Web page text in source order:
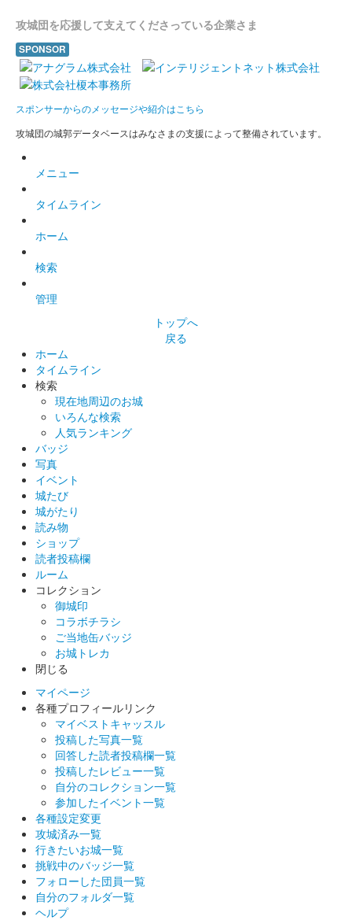
二条城 入城記念符 能登半島地震災害復興祈念
販売終了
限定5000枚。
二条城 入城記念符 二条城＆ANA GranWhale コラ
ボ限定版
配布終了
二条城事務所で「ANA GranWhale」のトップ画面を事務所係員
に見せるともらえる御城印。
二条城 入城記念符
全面型押しした台紙に金銀でランダムに箔押し後に印刷されてい
る。限定2500枚
二条城 入城記念符
販売終了
全面型押しした台紙に金銀でランダムに箔押し後に印刷されてい
る。限定2500枚
二条城 入城記念符
販売終了
厚手のトレーシングペーパーのような透けた紙に印刷された御城
印。限定1000枚
二条城 入城記念符
販売終了
煌びやかな銀色に金の扇を描き、徳川の象徴である葵の御紋が入
った特別なデザインの入城記念符。大河ドラマ『どうする家康』
ロゴライセンス商品。10000枚限定（好評の場合、追加販売の予
二条城 御城印
販売終了
世界遺産・二条城一口城主募金に一定額寄付するともらえる御城
印。
攻城団を応援して支えてくださっている企業さま
SPONSOR
スポンサーからのメッセージや紹介はこちら
攻城団の城郭データベースはみなさまの支援によって整備されています。
メニュー
タイムライン
ホーム
検索
管理
トップへ
戻る
ホーム
タイムライン
検索
現在地周辺のお城
いろんな検索
人気ランキング
バッジ
写真
イベント
城たび
城がたり
読み物
ショップ
読者投稿欄
ルーム
コレクション
御城印
コラボチラシ
ご当地缶バッジ
お城トレカ
閉じる
マイページ
各種プロフィールリンク
マイベストキャッスル
投稿した写真一覧
回答した読者投稿欄一覧
投稿したレビュー一覧
自分のコレクション一覧
参加したイベント一覧
各種設定変更
攻城済み一覧
行きたいお城一覧
挑戦中のバッジ一覧
フォローした団員一覧
自分のフォルダ一覧
ヘルプ